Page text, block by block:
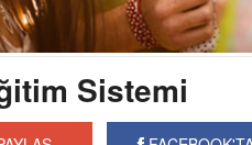
Sistemi